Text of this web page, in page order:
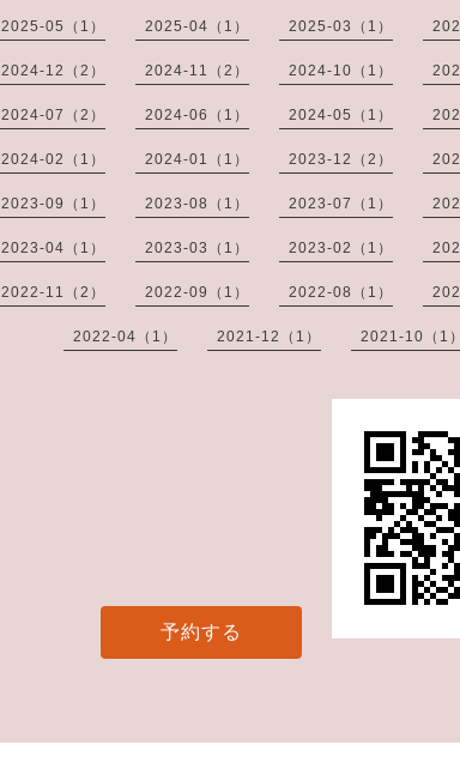
2025-05（1） 2025-04（1） 2025-03（1）
2024-12（2） 2024-11（2） 2024-10（1）
2024-07（2） 2024-06（1） 2024-05（1）
2024-02（1） 2024-01（1） 2023-12（2）
2023-09（1） 2023-08（1） 2023-07（1）
2023-04（1） 2023-03（1） 2023-02（1）
2022-11（2） 2022-09（1） 2022-08（1）
2022-04（1） 2021-12（1） 2021-10（1
予約する